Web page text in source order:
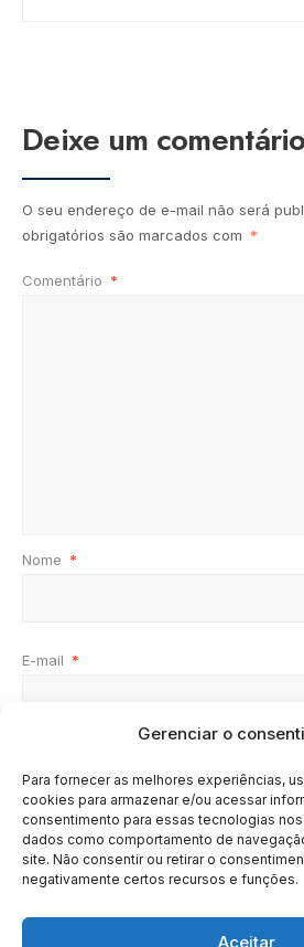
Gerenciar o
Para fornecer as melhores experiências,
cookies para armazenar e/ou acessar
consentimento para essas tecnologias
dados como comportamento de
site. Não consentir ou retirar o
negativamente certos recursos e funções.
Aceitar
Deixe um comentário
O seu endereço de e-mail não será
obrigatórios são marcados com *
Comentário *
Nome *
E-mail *